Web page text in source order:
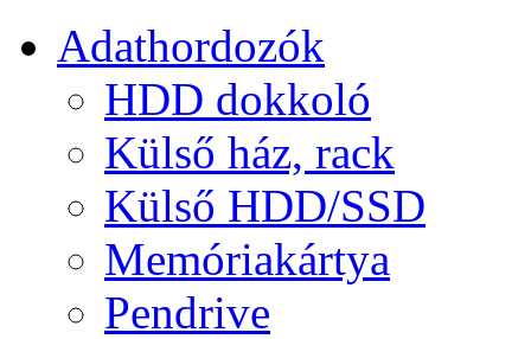
Adathordozók
HDD dokkoló
Külső ház, rack
Külső HDD/SSD
Memóriakártya
Pendrive